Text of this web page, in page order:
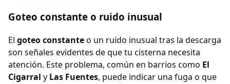
Goteo constante o ruido inusual
El goteo constanteo un ruido inusual tras la descarga
son señales evidentes de que tu cisterna necesita
atención. Este problema, común en barrios como El
Cigarral y Las Fuentes, puede indicar una fuga o que